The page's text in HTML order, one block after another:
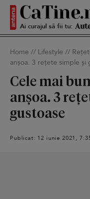
Ai curajul să fii tu:
Home // Lifestyle //
anșoa. 3 rețete simple și
Cele mai
anșoa. 3
gustoase
Publicat: 12 iunie 2021,